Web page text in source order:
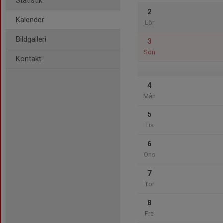
Kalender
Bildgalleri
Kontakt
2
Lör
3
Sön
4
Mån
5
Tis
6
Ons
7
Tor
8
Fre